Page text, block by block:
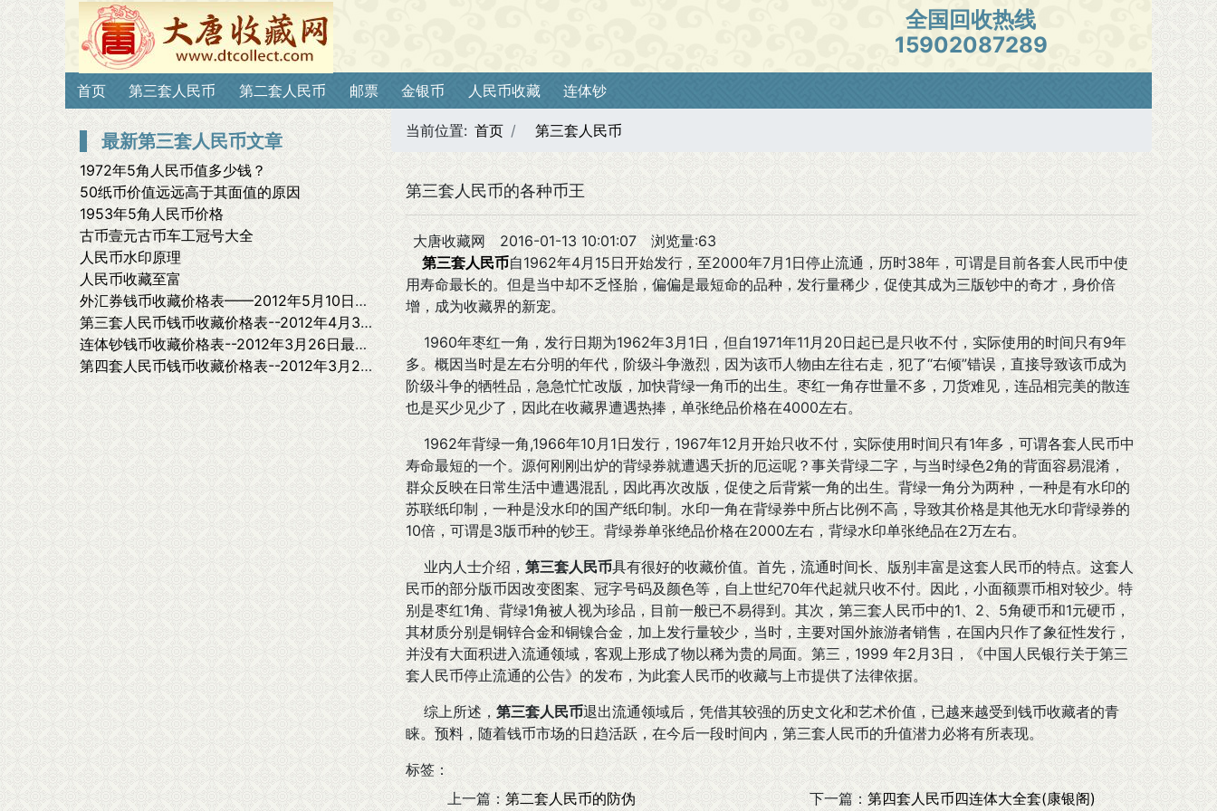
全国回收热线
15902087289
首页 第三套人民币 第二套人民币 邮票 金银币 人民币收藏 连体钞
最新第三套人民币文章
1972年5角人民币值多少钱？
50纸币价值远远高于其面值的原因
1953年5角人民币价格
古币壹元古币车工冠号大全
人民币水印原理
人民币收藏至富
外汇券钱币收藏价格表——2012年5月10日最新报价
第三套人民币钱币收藏价格表--2012年4月3日最新价格表
连体钞钱币收藏价格表--2012年3月26日最新价格表
第四套人民币钱币收藏价格表--2012年3月24日最新价格表
当前位置: 首页 第三套人民币
第三套人民币的各种币王
大唐收藏网 2016-01-13 10:01:07
浏览量:63
第三套人民币自1962年4月15日开始发行，至2000年7月1日停止流通，历时38年，可谓是目前各套人民币中使
用寿命最长的。但是当中却不乏怪胎，偏偏是最短命的品种，发行量稀少，促使其成为三版钞中的奇才，身价倍
增，成为收藏界的新宠。
1960年枣红一角，发行日期为1962年3月1日，但自1971年11月20日起已是只收不付，实际使用的时间只有9年
多。概因当时是左右分明的年代，阶级斗争激烈，因为该币人物由左往右走，犯了“右倾”错误，直接导致该币成为
阶级斗争的牺牲品，急急忙忙改版，加快背绿一角币的出生。枣红一角存世量不多，刀货难见，连品相完美的散连
也是买少见少了，因此在收藏界遭遇热捧，单张绝品价格在4000左右。
1962年背绿一角,1966年10月1日发行，1967年12月开始只收不付，实际使用时间只有1年多，可谓各套人民币中
寿命最短的一个。源何刚刚出炉的背绿券就遭遇夭折的厄运呢？事关背绿二字，与当时绿色2角的背面容易混淆，
群众反映在日常生活中遭遇混乱，因此再次改版，促使之后背紫一角的出生。背绿一角分为两种，一种是有水印的
苏联纸印制，一种是没水印的国产纸印制。水印一角在背绿券中所占比例不高，导致其价格是其他无水印背绿券的
10倍，可谓是3版币种的钞王。背绿券单张绝品价格在2000左右，背绿水印单张绝品在2万左右。
业内人士介绍， 第三套人民币具有很好的收藏价值。首先，流通时间长、版别丰富是这套人民币的特点。这套人
民币的部分版币因改变图案、冠字号码及颜色等，自上世纪70年代起就只收不付。因此，小面额票币相对较少。特
别是枣红1角、背绿1角被人视为珍品，目前一般已不易得到。其次，第三套人民币中的1、2、5角硬币和1元硬币，
其材质分别是铜锌合金和铜镍合金，加上发行量较少，当时，主要对国外旅游者销售，在国内只作了象征性发行，
并没有大面积进入流通领域，客观上形成了物以稀为贵的局面。第三，1999 年2月3日，《中国人民银行关于第三
套人民币停止流通的公告》的发布，为此套人民币的收藏与上市提供了法律依据。
综上所述， 第三套人民币退出流通领域后，凭借其较强的历史文化和艺术价值，已越来越受到钱币收藏者的青
睐。预料，随着钱币市场的日趋活跃，在今后一段时间内，第三套人民币的升值潜力必将有所表现。
标签：
上一篇： 第二套人民币的防伪 下一篇：第四套人民币四连体大全套(康银阁)